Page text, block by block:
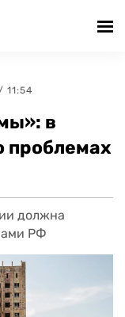
11:54
в
проблемах
должна
РФ